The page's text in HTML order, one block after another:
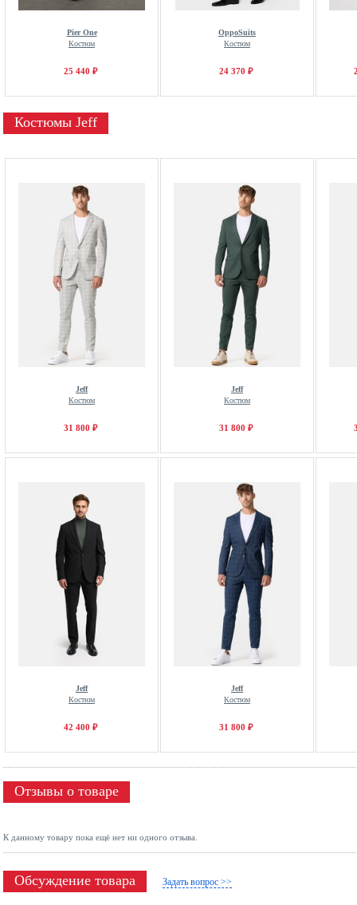
Pier One
Костюм
25 440 ₽
OppoSuits
Костюм
24 370 ₽
Костюмы Jeff
Jeff
Костюм
31 800 ₽
Jeff
Костюм
31 800 ₽
Jeff
Костюм
42 400 ₽
Jeff
Костюм
31 800 ₽
Отзывы о товаре
К данному товару пока ещё нет ни одного отзыва.
Обсуждение товара Задать вопрос >>